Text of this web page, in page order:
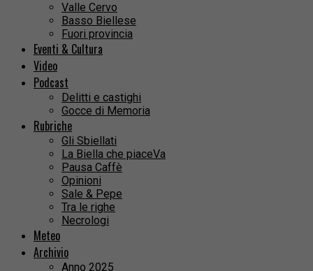
Valle Cervo
Basso Biellese
Fuori provincia
Eventi & Cultura
Video
Podcast
Delitti e castighi
Gocce di Memoria
Rubriche
Gli Sbiellati
La Biella che piaceVa
Pausa Caffè
Opinioni
Sale & Pepe
Tra le righe
Necrologi
Meteo
Archivio
Anno 2025